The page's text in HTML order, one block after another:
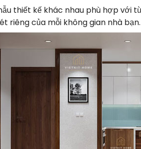
thiết kế khác nhau phù hợp với
riêng của mỗi không gian nhà bạn.